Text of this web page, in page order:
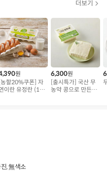
더보기
원
할20%쿠폰] 자
이란 유정란 (10
6,300원
[출시특가] 국산 무
농약 콩으로 만든
, 無색소